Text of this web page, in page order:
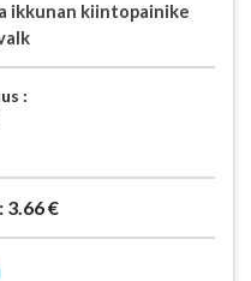
ikkunan kiintopainike
:
3.66 €